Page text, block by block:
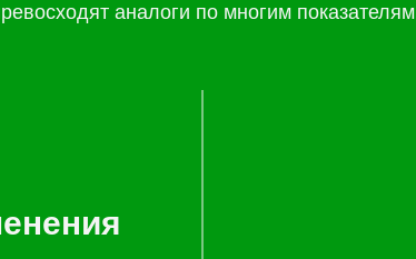
аналоги по многим показателям